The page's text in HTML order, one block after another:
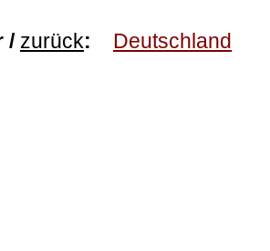
/ zurück: Deutschland